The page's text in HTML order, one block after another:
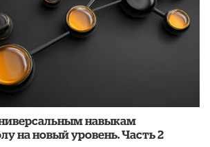
навыкам
на новый уровень. Часть 2